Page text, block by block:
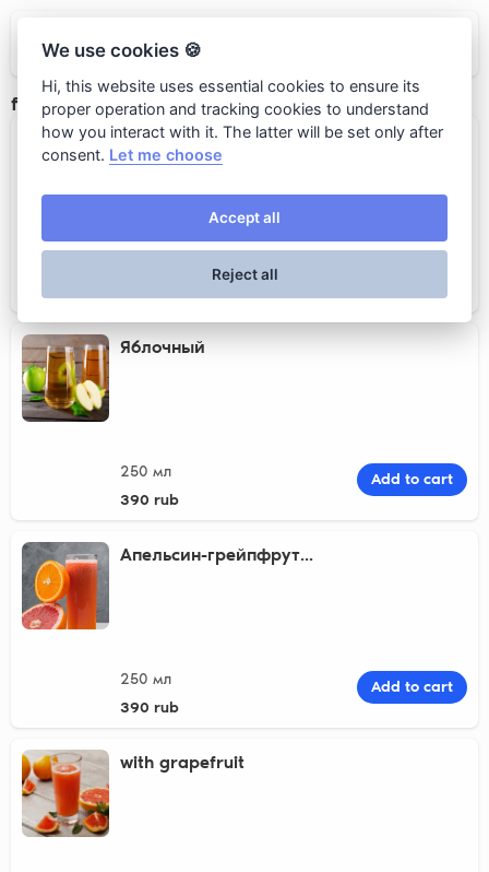
Ресторан Grano
fresh juices
Апельсиновый
Яблочный
250 мл
390 rub
Add to cart
Апельсин-грейпфрут...
250 мл
390 rub
Add to cart
with grapefruit
We use cookies 🍪
Hi, this website uses essential cookies to ensure its
proper operation and tracking cookies to understand
how you interact with it. The latter will be set only after
consent. Let me choose
Accept all
Reject all